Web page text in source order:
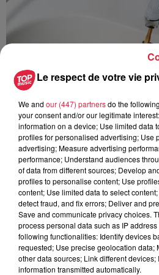
À Hoerdt, de l’eau brune
Depuis plusieurs jours, des
l’eau brune s’écouler de leurs
nombreuses interrogations, la
Le respect de votre vie
We and our (447) partnersdo the
your consent and/or our legitimate
information on a device; Use limited data
profiles for personalised advertising; Use
advertising; Measure advertising
performance; Understand audiences
of data from different sources; Develop
profiles to personalise content; Use
content; Use limited data to select
detect fraud, and fix errors; Deliver and
Save and communicate privacy choices.
process personal data such as IP
following functionalities: Identify devices
requested; Use precise geolocation data;
other data sources; Link different
information transmitted automatically.